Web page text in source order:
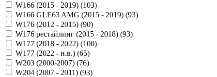
W166 (2015 - 2019) (103)
W166 GLE63 AMG (2015 - 2019) (93)
W176 (2012 - 2015) (90)
W176 рестайлинг (2015 - 2018) (93)
W177 (2018 - 2022) (100)
W177 (2022 - н.в.) (65)
W203 (2000-2007) (76)
W204 (2007 - 2011) (93)